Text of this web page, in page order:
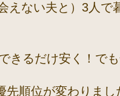
ない夫と）3人で
きるだけ安く！で
順位が変わりまし